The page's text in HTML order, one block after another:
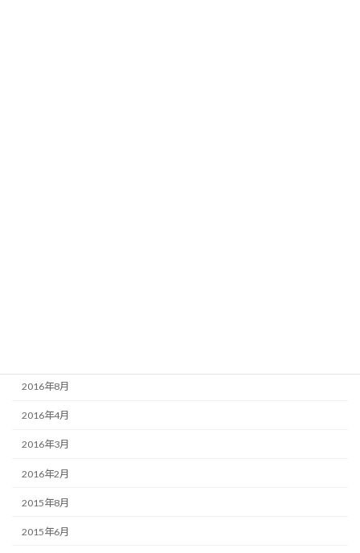
2016年8月
2016年4月
2016年3月
2016年2月
2015年8月
2015年6月